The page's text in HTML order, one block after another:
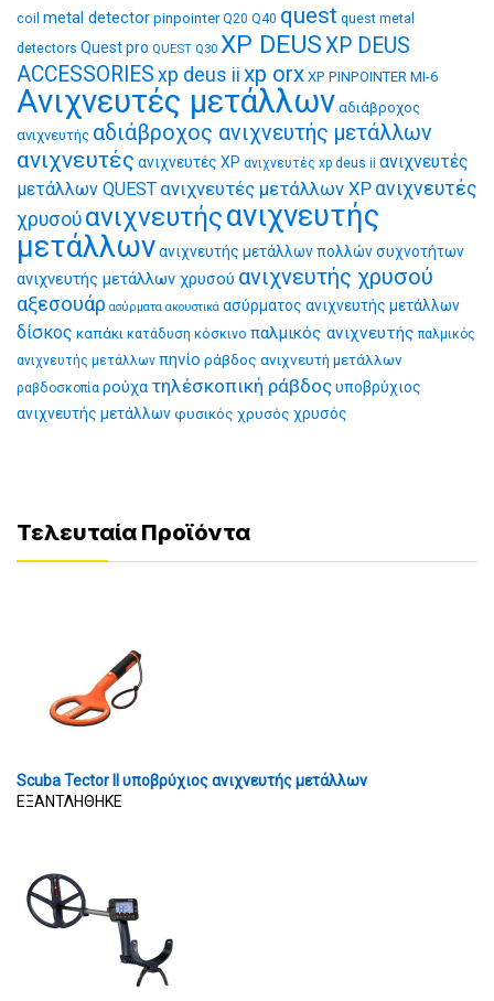
coil metal detector pinpointer Q20 Q40 quest quest metal
detectors Quest pro QUEST Q30 XP DEUSXP DEUS
ACCESSORIES xp deus ii xp orx XP PINPOINTER MI-6
Ανιχνευτές μετάλλων αδιάβροχος
ανιχνευτής αδιάβροχος ανιχνευτής μετάλλων
ανιχνευτές ανιχνευτές XP ανιχνευτές xp deus ii ανιχνευτές
μετάλλων QUEST ανιχνευτές μετάλλων XP ανιχνευτές
χρυσού ανιχνευτήςανιχνευτής
μετάλλωνανιχνευτής μετάλλων πολλών συχνοτήτων
ανιχνευτής μετάλλων χρυσού ανιχνευτής χρυσού
αξεσουάρ ασύρματα ακουστικά ασύρματος ανιχνευτής μετάλλων
δίσκος καπάκι κατάδυση κόσκινο παλμικός ανιχνευτής παλμικός
ανιχνευτής μετάλλων πηνίο ράβδος ανιχνευτή μετάλλων
ραβδοσκοπία ρούχα τηλέσκοπική ράβδοςυποβρύχιος
ανιχνευτής μετάλλωνφυσικός χρυσός χρυσός
Τελευταία Προϊόντα
Scuba Tector II υποβρύχιος ανιχνευτής μετάλλων
ΕΞΑΝΤΛΗΘΗΚΕ